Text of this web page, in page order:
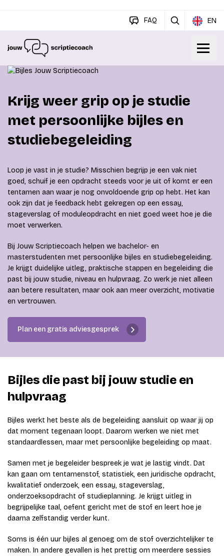
FAQ EN
Krijg weer grip op je studie
met persoonlijke bijles en
studiebegeleiding
Loop je vast in je studie? Misschien begrijp je een vak niet
goed, schuif je een opdracht steeds voor je uit of komt er een
tentamen aan waar je nog onvoldoende grip op hebt. Het kan
ook zijn dat je feedback hebt gekregen op een essay,
stageverslag of moduleopdracht en niet goed weet hoe je die
moet verwerken.
Bij Jouw Scriptiecoach helpen we bachelor- en
masterstudenten met persoonlijke bijles en studiebegeleiding.
Je krijgt duidelijke uitleg, praktische stappen en begeleiding die
past bij jouw studie, niveau en hulpvraag. Zo werk je niet alleen
aan betere resultaten, maar ook aan meer overzicht, motivatie
en vertrouwen.
Plan een gratis adviesgesprek
Bijles die past bij jouw studie en
hulpvraag
Bijles werkt het beste als de begeleiding aansluit op waar jij op
dat moment tegenaan loopt. Daarom werken we niet met
standaardlessen, maar met persoonlijke begeleiding op maat.
Samen met je begeleider bespreek je wat je lastig vindt. Dat
kan gaan om tentamenstof, statistiek, een juridische opdracht,
kwalitatief onderzoek, een essay, stageverslag,
onderzoeksopdracht of studieplanning. Je krijgt uitleg in
begrijpelijke taal, oefent gericht met de stof en leert hoe je
daarna zelfstandig verder kunt.
Soms is één uur bijles al genoeg om de stof overzichtelijker te
maken. In andere gevallen is het prettig om meerdere sessies